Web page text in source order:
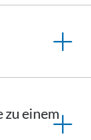
einem